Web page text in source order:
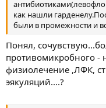
как нашли
были в промежности и
Понял,
противомикробного -
физиолечение ,ЛФК,
эякуляций....?